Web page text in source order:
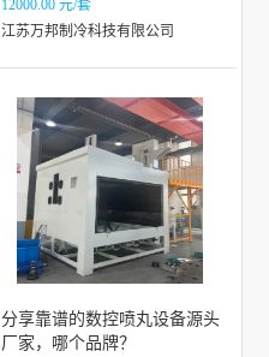
12000.00 元/套
江苏万邦制冷科技有限公司
分享靠谱的数控喷丸设备源头
厂家，哪个品牌？